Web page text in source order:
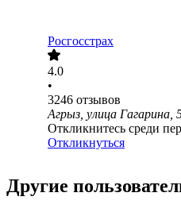
Росгосстрах
4.0
•
3246 отзывов
Агрыз, улица Гагарина,
Откликнитесь среди
Откликнуться
Другие